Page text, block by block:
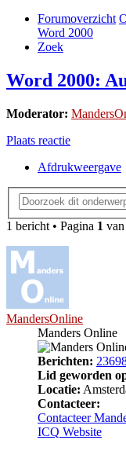
Forumoverzicht
Word 2000
Zoek
Word 2000:
Moderator:
Plaats reactie
Afdrukweergave
1 bericht • Pagina 1 van
MandersOnline
Manders Online
Berichten:
Lid geworden
Locatie:
Contacteer:
Contacteer
ICQ Website